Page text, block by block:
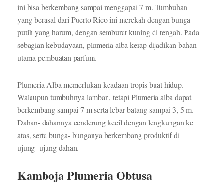
ini bisa berkembang sampai menggapai 7 m. Tumbuhan
yang berasal dari Puerto Rico ini merekah dengan bunga
putih yang harum, dengan semburat kuning di tengah. Pada
sebagian kebudayaan, plumeria alba kerap dijadikan bahan
utama pembuatan parfum.
Plumeria Alba memerlukan keadaan tropis buat hidup.
Walaupun tumbuhnya lamban, tetapi Plumeria alba dapat
berkembang sampai 7 m serta lebar batang sampai 3, 5 m.
Dahan- dahannya cenderung kecil dengan lengkungan ke
atas, serta bunga- bunganya berkembang produktif di
ujung- ujung dahan.
Kamboja Plumeria Obtusa